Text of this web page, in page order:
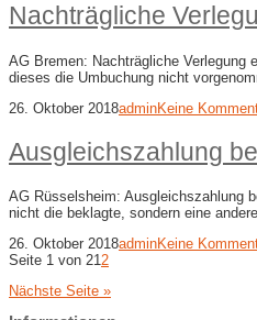
Nachträgliche
AG Bremen: Nachträgliche Verlegung
dieses die Umbuchung nicht
26. Oktober 2018adminKeine
Ausgleichszahlung
AG Rüsselsheim: Ausgleichszahlung
nicht die beklagte, sondern eine
26. Oktober 2018adminKeine
Seite 1 von 21 2
Nächste Seite »